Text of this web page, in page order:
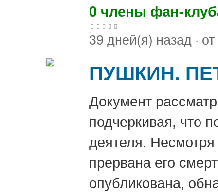
0 члены фан-
39 дней(я) назад · от
ПУШКИН.
Документ
подчеркивая, что
деятеля.
прервана его
опубликована,